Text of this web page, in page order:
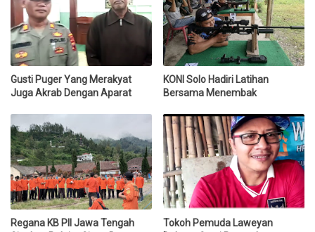
Gusti Puger Yang Merakyat
Juga Akrab Dengan Aparat
KONI Solo Hadiri Latihan
Bersama Menembak
Regana KB PII Jawa Tengah
Tokoh Pemuda Laweyan